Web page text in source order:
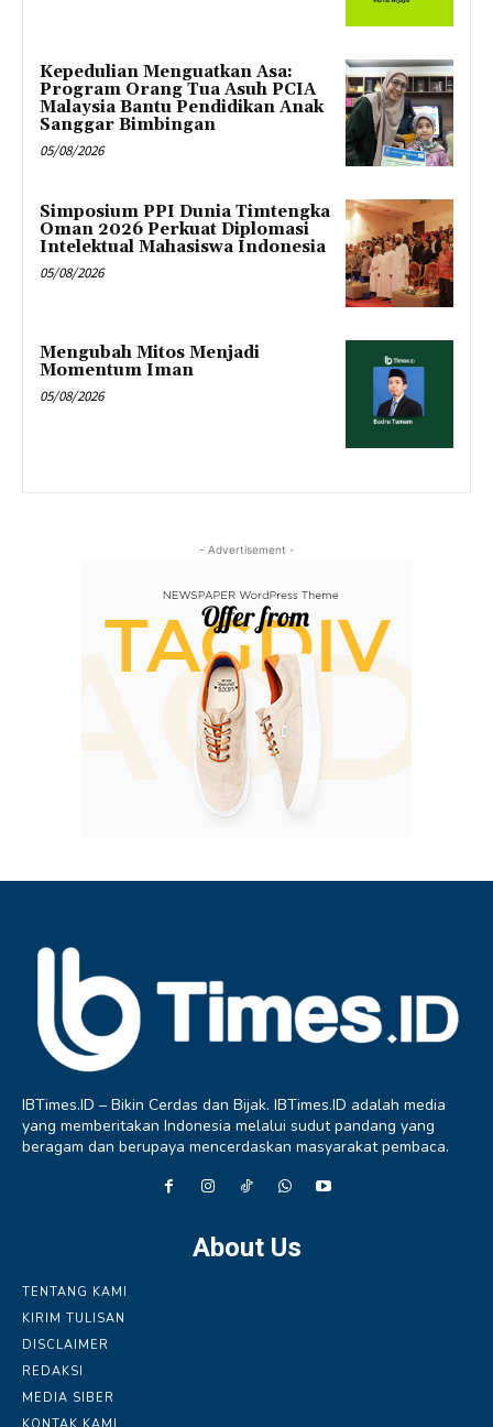
Kepedulian Menguatkan Asa:
Program Orang Tua Asuh PCIA
Malaysia Bantu Pendidikan Anak
Sanggar Bimbingan
05/08/2026
Simposium PPI Dunia Timtengka
Oman 2026 Perkuat Diplomasi
Intelektual Mahasiswa Indonesia
05/08/2026
Mengubah Mitos Menjadi
Momentum Iman
05/08/2026
- Advertisement -
IBTimes.ID – Bikin Cerdas dan Bijak. IBTimes.ID adalah media
yang memberitakan Indonesia melalui sudut pandang yang
beragam dan berupaya mencerdaskan masyarakat pembaca.
About Us
TENTANG KAMI
KIRIM TULISAN
DISCLAIMER
REDAKSI
MEDIA SIBER